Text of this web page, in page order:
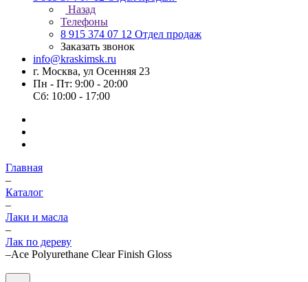
Назад
Телефоны
8 915 374 07 12 Отдел продаж
Заказать звонок
info@kraskimsk.ru
г. Москва, ул Осенняя 23
Пн - Пт: 9:00 - 20:00
Сб: 10:00 - 17:00
Главная
–
Каталог
–
Лаки и масла
–
Лак по дереву
–Ace Polyurethane Clear Finish Gloss